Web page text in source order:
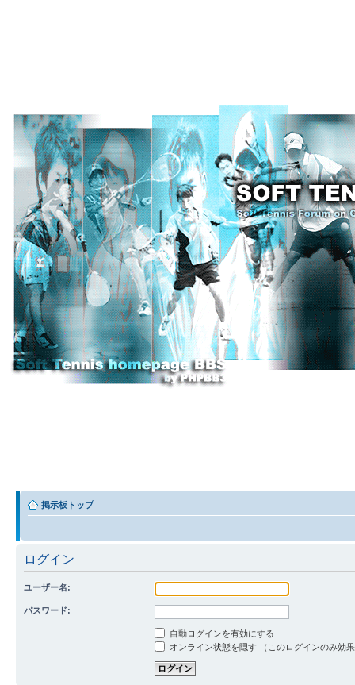
掲示板トップ
ログイン
ユーザー名:
パスワード:
自動ログインを有効にする
オンライン状態を隠す （このログインのみ効